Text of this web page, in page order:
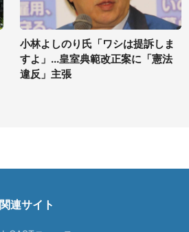
小林よしのり氏「ワシは提訴しま
すよ」...皇室典範改正案に「憲法
違反」主張
関連サイト